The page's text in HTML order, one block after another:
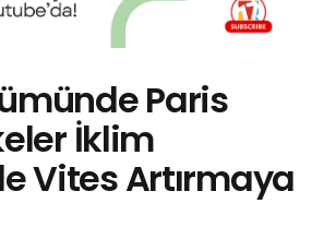
Paris
İklim
Vites Artırmaya